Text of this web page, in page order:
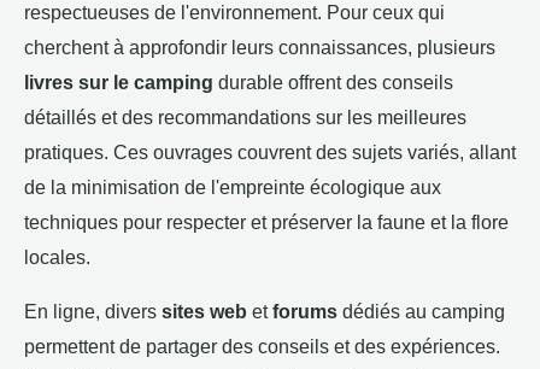
respectueuses de l'environnement. Pour ceux qui
cherchent à approfondir leurs connaissances, plusieurs
livres sur le camping durable offrent des conseils
détaillés et des recommandations sur les meilleures
pratiques. Ces ouvrages couvrent des sujets variés, allant
de la minimisation de l'empreinte écologique aux
techniques pour respecter et préserver la faune et la flore
locales.
En ligne, divers sites web etforums dédiés au camping
permettent de partager des conseils et des expériences.